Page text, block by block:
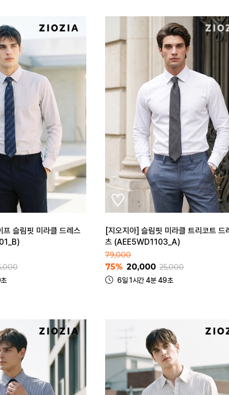
슬림핏 미라클 드레스
[지오지아] 슬림핏 미라클 트리코트 드
츠 (AEE5WD1103_A)
79,000
75% 20,000 25,000
6일 1시간 4분 49초